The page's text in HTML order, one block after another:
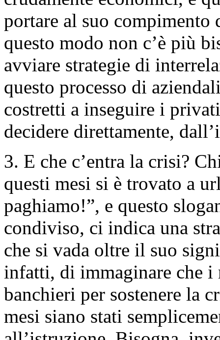
portare al suo compimento
questo modo non c’è più
avviare strategie di
questo processo di
costretti a inseguire i
decidere direttamente,
3. E che c’entra la crisi?
questi mesi si è trovato a
paghiamo!”, e questo
condiviso, ci indica una
che si vada oltre il suo
infatti, di immaginare che
banchieri per sostenere la
mesi siano stati